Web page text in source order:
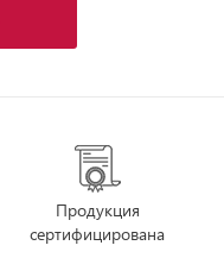
Продукция
сертифицирована